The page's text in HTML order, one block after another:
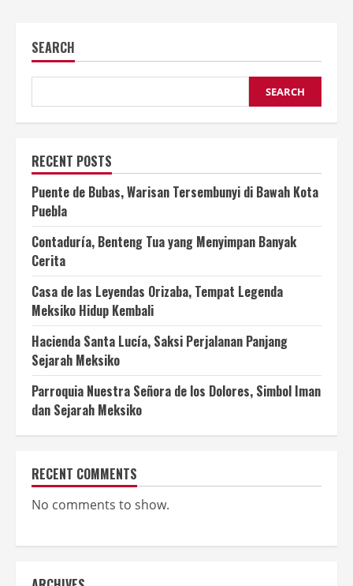
SEARCH
SEARCH
RECENT POSTS
Puente de Bubas, Warisan Tersembunyi di Bawah Kota
Puebla
Contaduría, Benteng Tua yang Menyimpan Banyak
Cerita
Casa de las Leyendas Orizaba, Tempat Legenda
Meksiko Hidup Kembali
Hacienda Santa Lucía, Saksi Perjalanan Panjang
Sejarah Meksiko
Parroquia Nuestra Señora de los Dolores, Simbol Iman
dan Sejarah Meksiko
RECENT COMMENTS
No comments to show.